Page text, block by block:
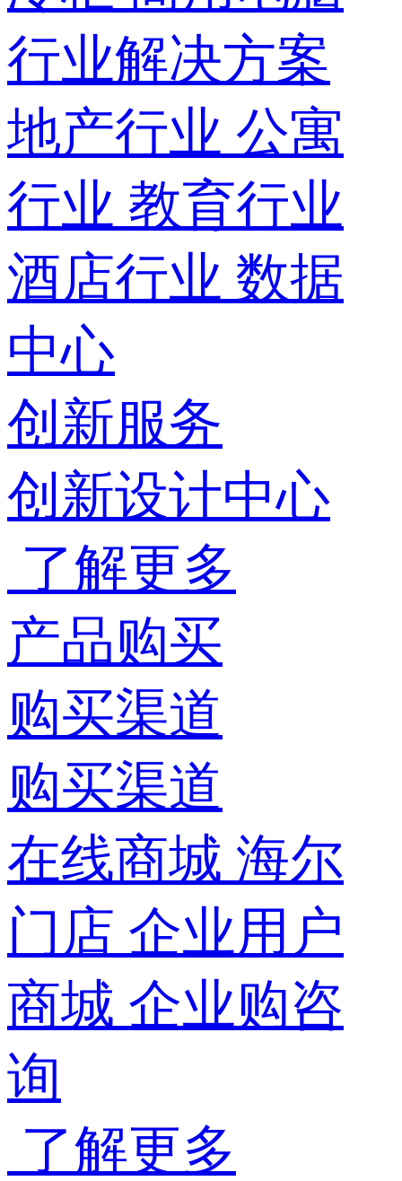
行业解决方案
地产行业 公寓
行业 教育行业
酒店行业 数据
中心
创新服务
创新设计中心
了解更多
产品购买
购买渠道
购买渠道
在线商城 海尔
门店 企业用户
商城 企业购咨
询
了解更多